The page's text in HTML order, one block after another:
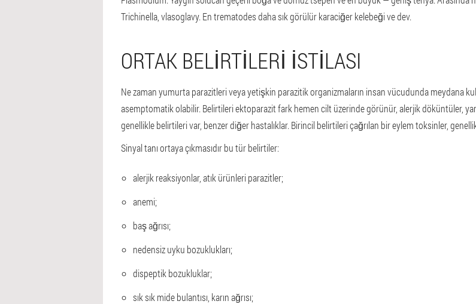
Trichinella, vlasoglavy. En trematodes daha sık görülür karaciğer kelebeği ve dev.
ORTAK BELIRTILERI ISTILASI
Ne zaman yumurta parazitleri veya yetişkin parazitik organizmaların insan vücudunda meydana
asemptomatik olabilir. Belirtileri ektoparazit fark hemen cilt üzerinde görünür, alerjik döküntüler,
genellikle belirtileri var, benzer diğer hastalıklar. Birincil belirtileri çağrılan bir eylem toksinler,
Sinyal tanı ortaya çıkmasıdır bu tür belirtiler:
alerjik reaksiyonlar, atık ürünleri parazitler;
anemi;
baş ağrısı;
nedensiz uyku bozuklukları;
dispeptik bozukluklar;
sık sık mide bulantısı, karın ağrısı;